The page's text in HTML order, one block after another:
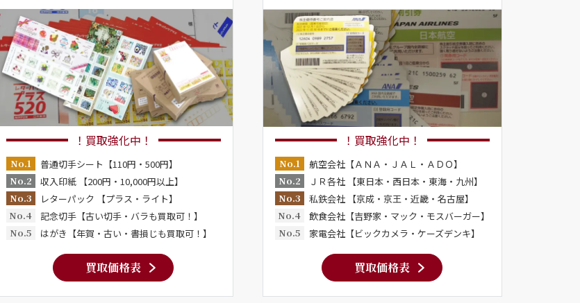
！買取強化中！
No.1
普通切手シート【110円・500円】
No.2
収入印紙 【200円・10,000円以上】
No.3
レターパック 【プラス・ライト】
No.4
記念切手【古い切手・バラも買取可！】
No.5
はがき【年賀・古い・書損じも買取可！】
買取価格表
！買取強化中！
No.1
航空会社【ＡＮＡ・ＪＡＬ・ＡＤＯ】
No.2
ＪＲ各社 【東日本・西日本・東海・九州】
No.3
私鉄会社 【京成・京王・近畿・名古屋】
No.4
飲食会社【吉野家・マック・モスバーガー】
No.5
家電会社【ビックカメラ・ケーズデンキ】
買取価格表